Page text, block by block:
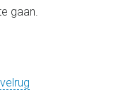
gaan.